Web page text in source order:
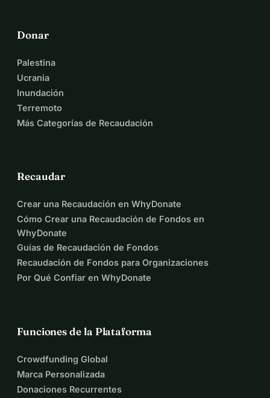
Donar
Palestina
Ucrania
Inundación
Terremoto
Más Categorías de Recaudación
Recaudar
Crear una Recaudación en WhyDonate
Cómo Crear una Recaudación de Fondos en
WhyDonate
Guías de Recaudación de Fondos
Recaudación de Fondos para Organizaciones
Por Qué Confiar en WhyDonate
Funciones de la Plataforma
Crowdfunding Global
Marca Personalizada
Donaciones Recurrentes